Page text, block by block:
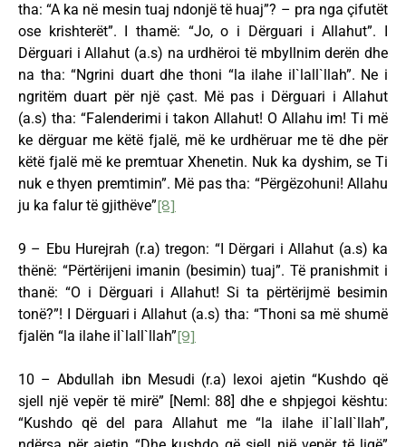
tha: “A ka në mesin tuaj ndonjë të huaj”? – pra nga çifutët
ose krishterët”. I thamë: “Jo, o i Dërguari i Allahut”. I
Dërguari i Allahut (a.s) na urdhëroi të mbyllnim derën dhe
na tha: “Ngrini duart dhe thoni “la ilahe il`lall`llah”. Ne i
ngritëm duart për një çast. Më pas i Dërguari i Allahut
(a.s) tha: “Falenderimi i takon Allahut! O Allahu im! Ti më
ke dërguar me këtë fjalë, më ke urdhëruar me të dhe për
këtë fjalë më ke premtuar Xhenetin. Nuk ka dyshim, se Ti
nuk e thyen premtimin”. Më pas tha: “Përgëzohuni! Allahu
ju ka falur të gjithëve”[8]
9 – Ebu Hurejrah (r.a) tregon: “I Dërgari i Allahut (a.s) ka
thënë: “Përtërijeni imanin (besimin) tuaj”. Të pranishmit i
thanë: “O i Dërguari i Allahut! Si ta përtërijmë besimin
tonë?”! I Dërguari i Allahut (a.s) tha: “Thoni sa më shumë
fjalën “la ilahe il`lall`llah”[9]
10 – Abdullah ibn Mesudi (r.a) lexoi ajetin “Kushdo që
sjell një vepër të mirë” [Neml: 88] dhe e shpjegoi kështu:
“Kushdo që del para Allahut me “la ilahe il`lall`llah”,